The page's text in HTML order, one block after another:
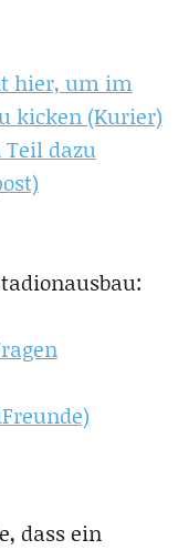
hier, um im
kicken (Kurier)
dazu
dass ein